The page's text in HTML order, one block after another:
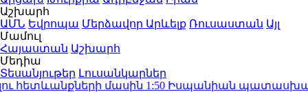
Աշխարհ
ԱՄՆ Եվրոպա Մերձավոր Արևելք Ռուսաստան Այլ
Մամուլ
Հայաստան Աշխարհ
Մեդիա
Տեսանյութեր Լուսանկարներ
հետևանքների մասին1:50Իսպանիան պատասխան